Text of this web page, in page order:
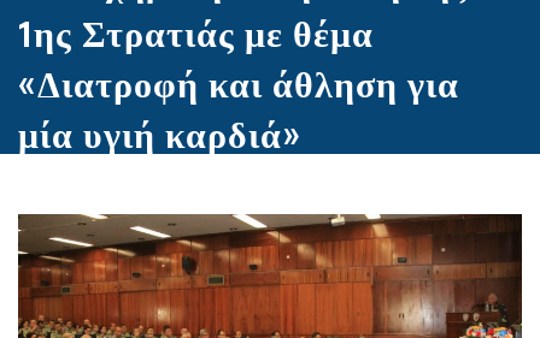
1ης Στρατιάς με θέμα
«Διατροφή και άθληση για
μία υγιή καρδιά»